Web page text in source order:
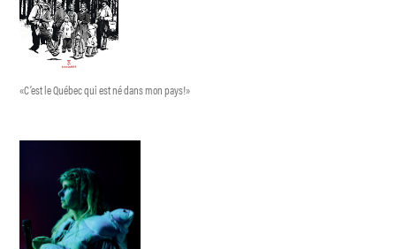
«C’est le Québec qui est né dans mon pays!»